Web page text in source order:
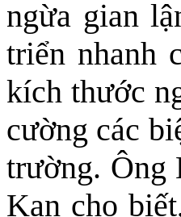
ngừa gian
triển nhanh
kích thước
cường các
trường. Ông
Kạn cho